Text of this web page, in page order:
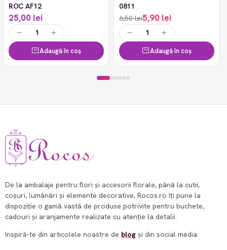
ROC AF12
25,00 lei
Adaugă în coș
0811
6,50 lei5,90 lei
Adaugă în coș
De la ambalaje pentru flori și accesorii florale, până la cutii,
coșuri, lumânări și elemente decorative, Rocos.ro îți pune la
dispoziție o gamă vastă de produse potrivite pentru buchete,
cadouri și aranjamente realizate cu atenție la detalii.
Inspiră-te din articolele noastre de blog și din social media.